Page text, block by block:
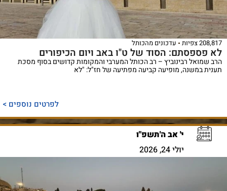
208,817 צפיות עדכונים מהכותל
לא פספסתם: הסוד של ט"ו באב ויום הכיפורים
הרב שמואל רבינוביץ – רב הכותל המערבי והמקומות קדושים בסוף מסכת
תענית במשנה, מופיעה קביעה מפתיעה של חז"ל: "לא
לפרטים נוספים >
י' אב ה'תשפ"ו
יולי 24, 2026